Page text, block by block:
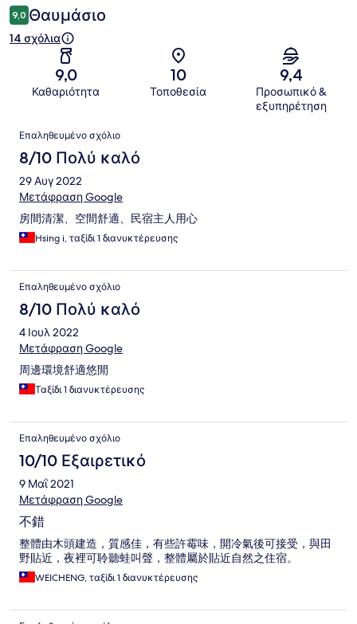
9,0 Θαυμάσιο
14 σχόλια
9,0
Καθαριότητα
10
Τοποθεσία
9,4
Προσωπικό &
εξυπηρέτηση
Σχόλια
Επαληθευμένο σχόλιο
8/10 Πολύ καλό
29 Αυγ 2022
Μετάφραση Google
房間清潔、空間舒適、民宿主人用心
Hsing i, ταξίδι 1 διανυκτέρευσης
Επαληθευμένο σχόλιο
8/10 Πολύ καλό
4 Ιουλ 2022
Μετάφραση Google
周邊環境舒適悠閒
Ταξίδι 1 διανυκτέρευσης
Επαληθευμένο σχόλιο
10/10 Εξαιρετικό
9 Μαΐ 2021
Μετάφραση Google
不錯
整體由木頭建造，質感佳，有些許霉味，開冷氣後可接受，與田
野貼近，夜裡可聆聽蛙叫聲，整體屬於貼近自然之住宿。
WEICHENG, ταξίδι 1 διανυκτέρευσης